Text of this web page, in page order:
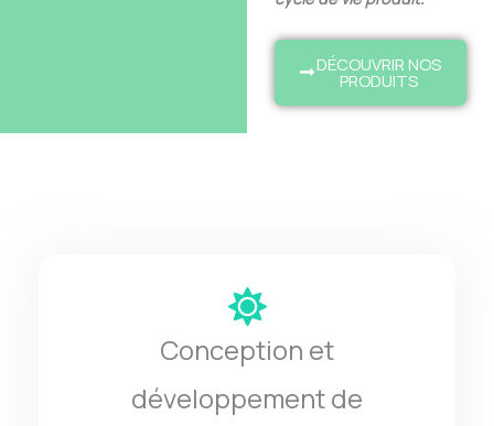
DÉCOUVRIR NOS
PRODUITS
Conception et
développement de